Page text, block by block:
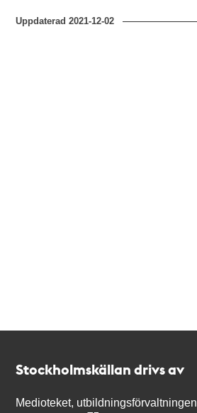
Uppdaterad2021-12-02
Stockholmskällan drivs av
Medioteket, utbildningsförvaltningen